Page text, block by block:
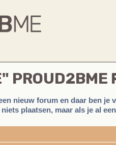
PROUD2BME
nieuw forum en daar ben je
plaatsen, maar als je al